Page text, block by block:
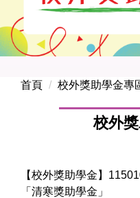
首頁 校外獎助學金專
校外
【校外獎助學金】
「清寒獎助學金」